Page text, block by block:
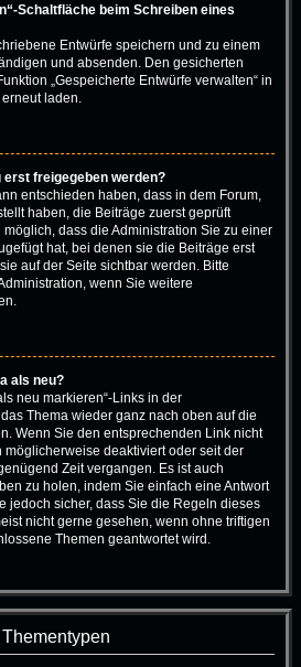
Schaltfläche beim Schreiben eines
Entwürfe speichern und zu einem
und absenden. Den gesicherten
„Gespeicherte Entwürfe verwalten“ in
laden.
freigegeben werden?
entschieden haben, dass in dem Forum,
haben, die Beiträge zuerst geprüft
dass die Administration Sie zu einer
hat, bei denen sie die Beiträge erst
auf der Seite sichtbar werden. Bitte
wenn Sie weitere
als neu?
neu markieren“-Links in der
Thema wieder ganz nach oben auf die
Wenn Sie den entsprechenden Link nicht
möglicherweise deaktiviert oder seit der
Zeit vergangen. Es ist auch
zu holen, indem Sie einfach eine Antwort
jedoch sicher, dass Sie die Regeln dieses
nicht gerne gesehen, wenn ohne triftigen
Themen geantwortet wird.